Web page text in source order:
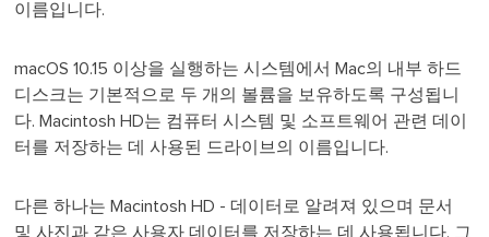
이름입니다.
macOS 10.15 이상을 실행하는 시스템에서 Mac의 내부 하드
디스크는 기본적으로 두 개의 볼륨을 보유하도록 구성됩니
다. Macintosh HD는 컴퓨터 시스템 및 소프트웨어 관련 데이
터를 저장하는 데 사용된 드라이브의 이름입니다.
다른 하나는 Macintosh HD - 데이터로 알려져 있으며 문서
및 사진과 같은 사용자 데이터를 저장하는 데 사용됩니다. 그